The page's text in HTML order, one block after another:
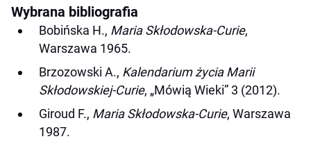
Wybrana bibliografia
Bobińska H., Maria Skłodowska-Curie,
Warszawa 1965.
Brzozowski A., Kalendarium życia Marii
Skłodowskiej-Curie, „Mówią Wieki” 3 (2012).
Giroud F., Maria Skłodowska-Curie, Warszawa
1987.